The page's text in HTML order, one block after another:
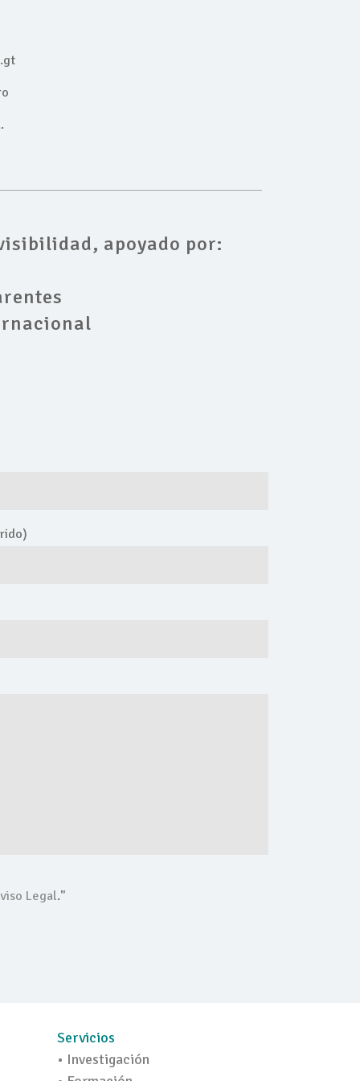
apoyado por:
Legal."
Servicios
• Investigación